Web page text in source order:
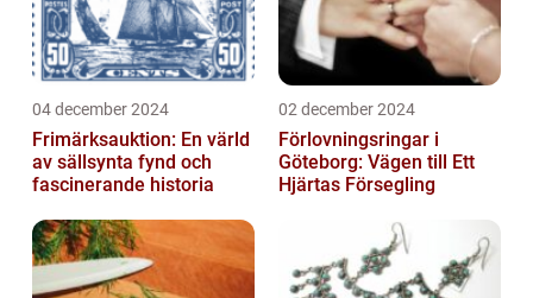
04 december 2024
Frimärksauktion: En värld
av sällsynta fynd och
fascinerande historia
02 december 2024
Förlovningsringar i
Göteborg: Vägen till Ett
Hjärtas Försegling